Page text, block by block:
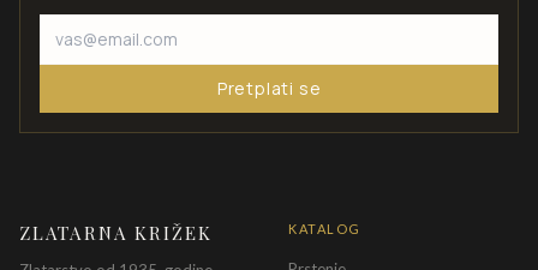
Pretplati se
ZLATARNA KRIŽEK KATALOG